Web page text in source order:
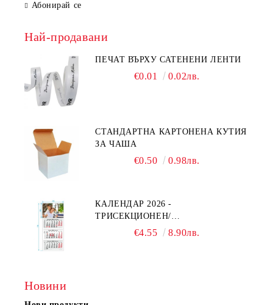
Абонирай се
Най-продавани
ПЕЧАТ ВЪРХУ САТЕНЕНИ ЛЕНТИ
€0.01 0.02лв.
СТАНДАРТНА КАРТОНЕНА КУТИЯ
ЗА ЧАША
€0.50 0.98лв.
КАЛЕНДАР 2026 -
ТРИСЕКЦИОНЕН/
ЕДНОСЕКЦИОНЕН
€4.55 8.90лв.
Новини